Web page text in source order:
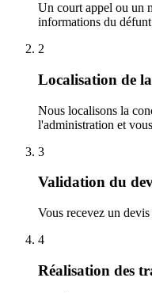
Un court appel ou un
informations du
2
Localisation de la
Nous localisons la
l'administration et
3
Validation du
Vous recevez un
4
Réalisation des